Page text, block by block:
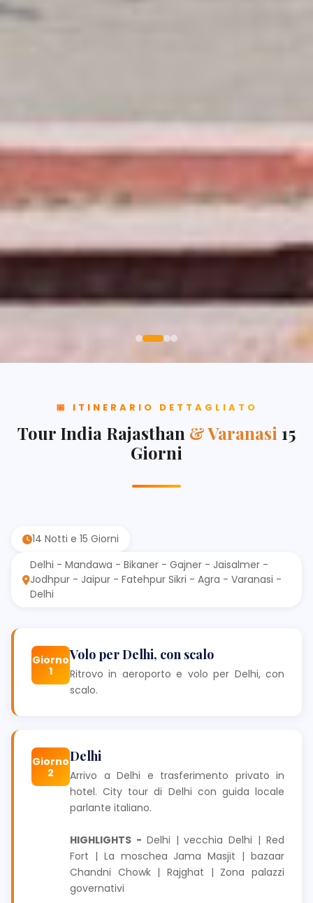
📅 ITINERARIO DETTAGLIATO
Tour India Rajasthan & Varanasi 15
Giorni
14 Notti e 15 Giorni
Delhi - Mandawa - Bikaner - Gajner - Jaisalmer -
Jodhpur - Jaipur - Fatehpur Sikri - Agra - Varanasi -
Delhi
Giorno
1
Volo per Delhi, con scalo
Ritrovo in aeroporto e volo per Delhi, con
scalo.
Giorno
2
Delhi
Arrivo a Delhi e trasferimento privato in
hotel. City tour di Delhi con guida locale
parlante italiano.
HIGHLIGHTS - Delhi | vecchia Delhi | Red
Fort | La moschea Jama Masjit | bazaar
Chandni Chowk | Rajghat | Zona palazzi
governativi